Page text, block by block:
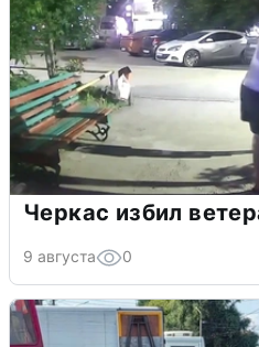
Черкас избил
9 августа 0